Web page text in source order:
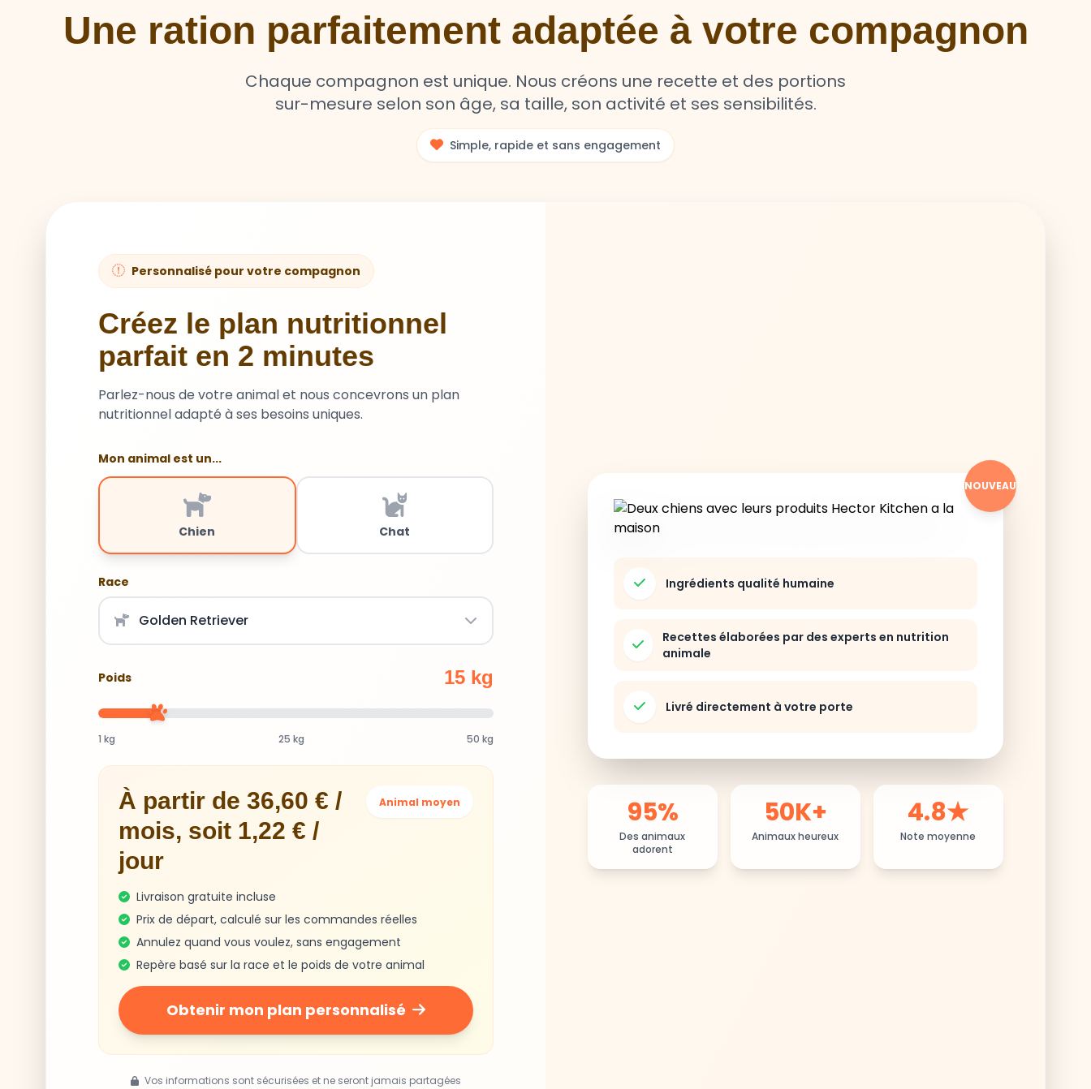
Une ration parfaitement adaptée à votre compagnon
Chaque compagnon est unique. Nous créons une recette et des portions
sur-mesure selon son âge, sa taille, son activité et ses sensibilités.
Simple, rapide et sans engagement
Personnalisé pour votre compagnon
Créez le plan nutritionnel
parfait en 2 minutes
Parlez-nous de votre animal et nous concevrons un plan
nutritionnel adapté à ses besoins uniques.
Mon animal est un...
Chien Chat
Race
Poids 15 kg
1 kg 25 kg 50 kg
À partir de 36,60 € /
mois, soit 1,22 € /
jour
Animal moyen
Livraison gratuite incluse
Prix de départ, calculé sur les commandes réelles
Annulez quand vous voulez, sans engagement
Repère basé sur la race et le poids de votre animal
Obtenir mon plan personnalisé
Vos informations sont sécurisées et ne seront jamais partagées
NOUVEAU
Ingrédients qualité humaine
Recettes élaborées par des experts en nutrition
animale
Livré directement à votre porte
95%
Des animaux
adorent
50K+
Animaux heureux
4.8★
Note moyenne